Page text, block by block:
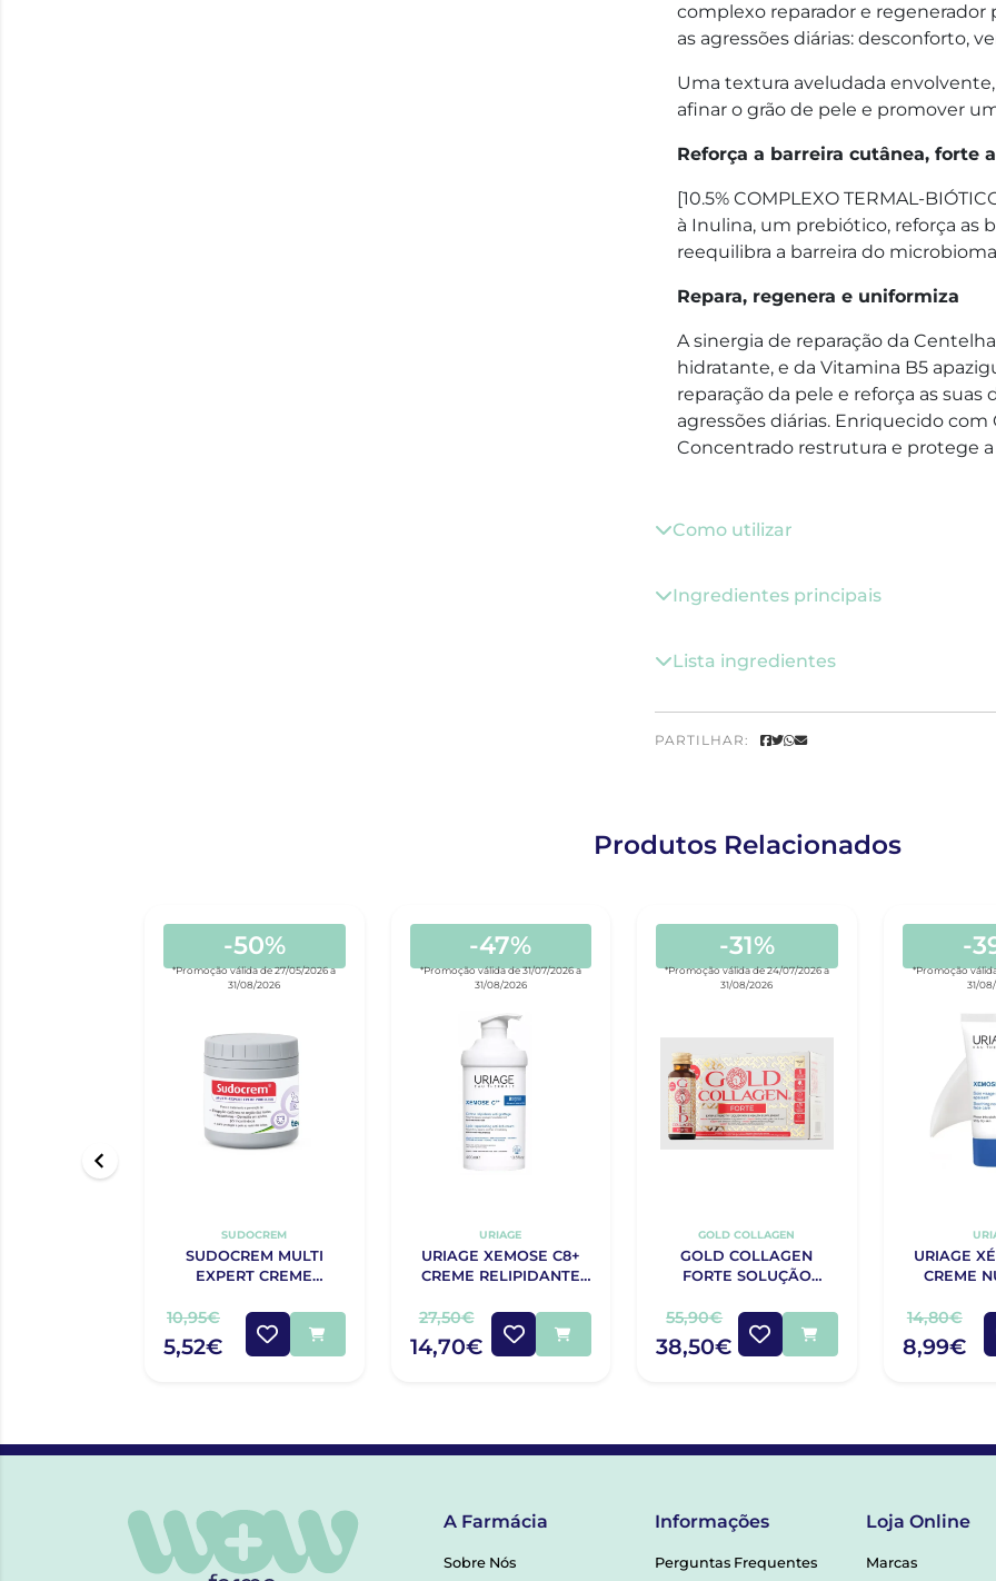
complexo reparador e regenerador
as agressões diárias: desconforto,
Uma textura aveludada
afinar o grão de pele e promover
Reforça a barreira cutânea, forte
[10.5% COMPLEXO TERMAL-
à Inulina, um prebiótico, reforça as
reequilibra a barreira do
Repara, regenera e uniformiza
A sinergia de reparação da
hidratante, e da Vitamina B5
reparação da pele e reforça as
agressões diárias. Enriquecido
Concentrado restrutura e protege a
Como utilizar
Ingredientes principais
Lista ingredientes
PARTILHAR:
Produtos Relacionados
-50%
*Promoção válida de 27/05/2026 a
31/08/2026
SUDOCREM
SUDOCREM MULTI
EXPERT CREME
10,95€
5,52€
-47%
*Promoção válida de 31/07/2026 a
31/08/2026
URIAGE
URIAGE XEMOSE C8+
CREME RELIPIDANTE
27,50€
14,70€
-31%
*Promoção válida de 24/07/2026 a
31/08/2026
GOLD COLLAGEN
GOLD COLLAGEN
FORTE SOLUÇÃO
55,90€
38,50€
-
*Promoção
31/
URIAGE
CREME
14,80€
8,99€
A Farmácia
Sobre Nós
Informações
Perguntas Frequentes
Loja Online
Marcas